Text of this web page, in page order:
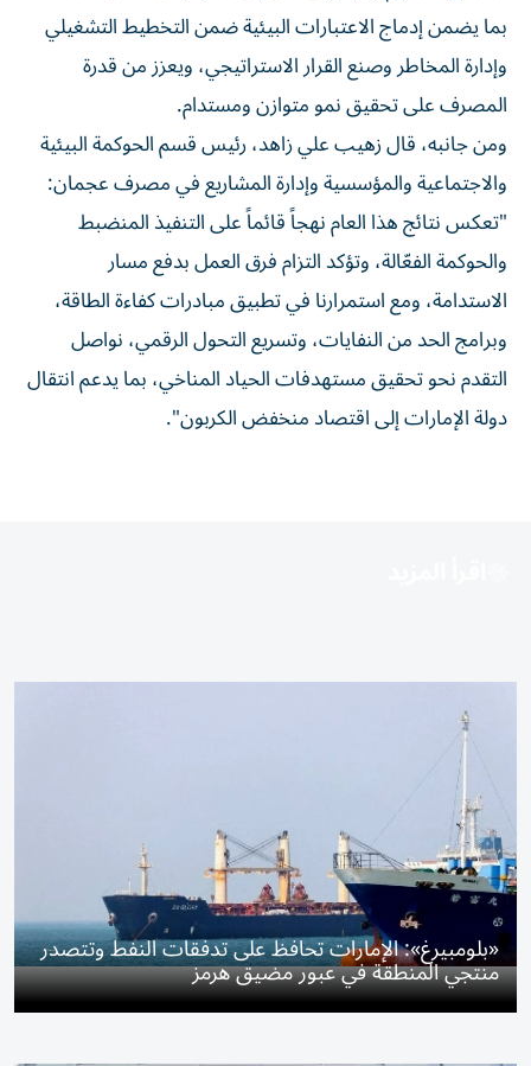
بما يضمن إدماج الاعتبارات البيئية ضمن التخطيط التشغيلي
وإدارة المخاطر وصنع القرار الاستراتيجي، ويعزز من قدرة
المصرف على تحقيق نمو متوازن ومستدام.
ومن جانبه، قال زهيب علي زاهد، رئيس قسم الحوكمة البيئية
والاجتماعية والمؤسسية وإدارة المشاريع في مصرف عجمان:
"تعكس نتائج هذا العام نهجاً قائماً على التنفيذ المنضبط
والحوكمة الفعّالة، وتؤكد التزام فرق العمل بدفع مسار
الاستدامة، ومع استمرارنا في تطبيق مبادرات كفاءة الطاقة،
وبرامج الحد من النفايات، وتسريع التحول الرقمي، نواصل
التقدم نحو تحقيق مستهدفات الحياد المناخي، بما يدعم انتقال
دولة الإمارات إلى اقتصاد منخفض الكربون".
«بلومبيرغ»: الإمارات تحافظ على تدفقات النفط وتتصدر
منتجي المنطقة في عبور مضيق هرمز